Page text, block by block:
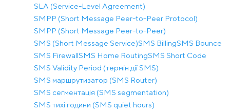
SLA (Service-Level Agreement)
SMPP (Short Message Peer-to-Peer Protocol)
SMPP (Short Message Peer-to-Peer)
SMS (Short Message Service)SMS BillingSMS Bounce
SMS FirewallSMS Home RoutingSMS Short Code
SMS Validity Period (термін дії SMS)
SMS маршрутизатор (SMS Router)
SMS сегментація (SMS segmentation)
SMS тихі години (SMS quiet hours)